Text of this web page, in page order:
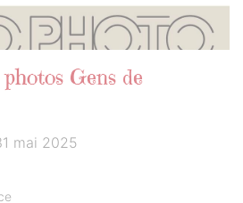
Gens de
mai 2025